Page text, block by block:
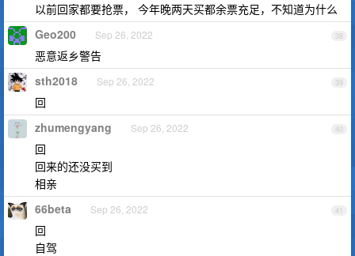
以前回家都要抢票， 今年晚两天买都余票充足，不知道为什么
38
Geo200 Sep 26, 2022
恶意返乡警告
39
sth2018 Sep 26, 2022
回
40
zhumengyang Sep 26, 2022
回
回来的还没买到
相亲
41
66beta Sep 26, 2022
回
自驾